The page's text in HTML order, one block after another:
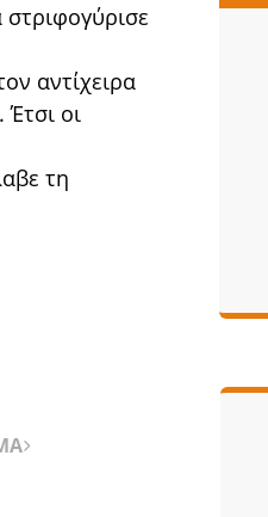
αντίχειρα
οι
τη